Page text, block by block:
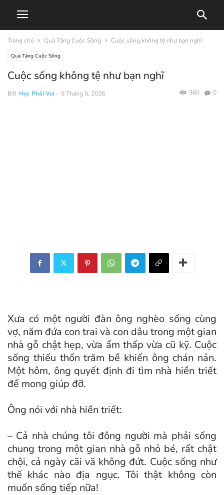
Trang chủ Quà Tặng Cuộc Sống Cuộc sống không tệ như bạn nghĩ
Quà Tặng Cuộc Sống
Cuộc sống không tệ như bạn nghĩ
Bởi Học Phải Vui - 5 Tháng 5, 2026 0
360
Xưa có một người đàn ông nghèo sống cùng
vợ, năm đứa con trai và con dâu trong một gian
nhà gỗ chật hẹp, vừa ẩm thấp vừa cũ kỹ. Cuộc
sống thiếu thốn trăm bề khiến ông chán nản.
Một hôm, ông quyết định đi tìm nhà hiền triết
để mong giúp đỡ.
Ông nói với nhà hiền triết:
– Cả nhà chúng tôi đông người mà phải sống
chung trong một gian nhà gỗ nhỏ bé, rất chật
chội, cả ngày cãi vã không đứt. Cuộc sống như
thế khác nào địa ngục. Tôi thật không còn
muốn sống tiếp nữa!